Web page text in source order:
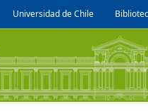
Universidad de Chile